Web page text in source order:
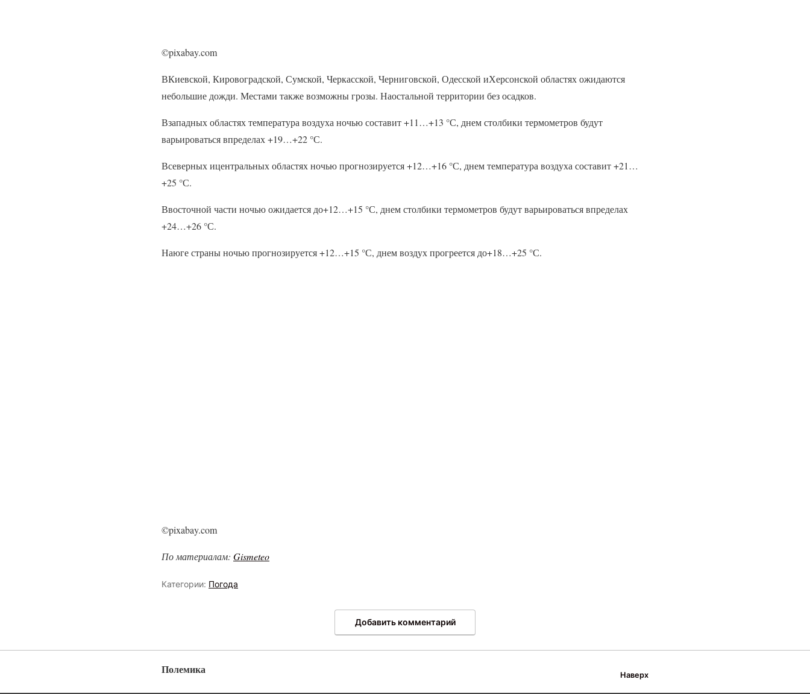
©pixabay.com
ВКиевской, Кировоградской, Сумской, Черкасской, Черниговской, Одесской иХерсонской областях ожидаются
небольшие дожди. Местами также возможны грозы. Наостальной территории без осадков.
Взападных областях температура воздуха ночью составит +11…+13 °С, днем столбики термометров будут
варьироваться впределах +19…+22 °С.
Всеверных ицентральных областях ночью прогнозируется +12…+16 °С, днем температура воздуха составит +21…
+25 °С.
Ввосточной части ночью ожидается до+12…+15 °С, днем столбики термометров будут варьироваться впределах
+24…+26 °С.
Наюге страны ночью прогнозируется +12…+15 °С, днем воздух прогреется до+18…+25 °С.
©pixabay.com
По материалам: Gismeteo
Категории: Погода
Добавить комментарий
Полемика Наверх